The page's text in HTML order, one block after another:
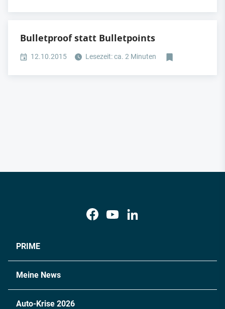
Bulletproof statt Bulletpoints
12.10.2015 Lesezeit: ca. 2 Minuten
PRIME
Meine News
Auto-Krise 2026